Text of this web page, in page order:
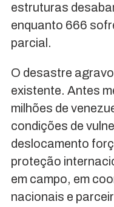
estruturas
enquanto 666
parcial.
O desastre
existente. Antes
milhões de
condições de
deslocamento
proteção
em campo, em
nacionais e